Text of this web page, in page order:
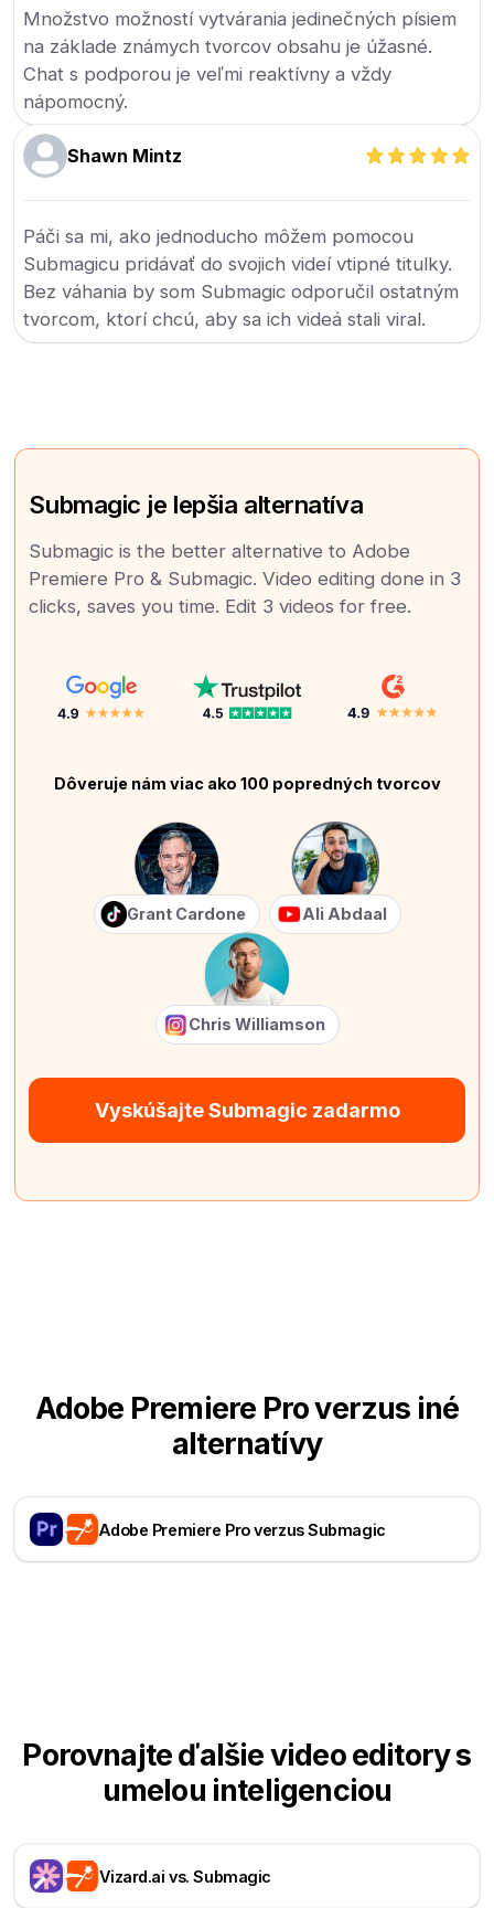
Množstvo možností vytvárania jedinečných písiem
na základe známych tvorcov obsahu je úžasné.
Chat s podporou je veľmi reaktívny a vždy
nápomocný.
Shawn Mintz
Páči sa mi, ako jednoducho môžem pomocou
Submagicu pridávať do svojich videí vtipné titulky.
Bez váhania by som Submagic odporučil ostatným
tvorcom, ktorí chcú, aby sa ich videá stali viral.
Submagic je lepšia alternatíva
Submagic is the better alternative to Adobe
Premiere Pro & Submagic. Video editing done in 3
clicks, saves you time. Edit 3 videos for free.
Dôveruje nám viac ako 100 popredných tvorcov
Grant Cardone Ali Abdaal
Chris Williamson
Vyskúšajte Submagic zadarmo
Adobe Premiere Pro verzus iné
alternatívy
Adobe Premiere Pro verzus Submagic
Porovnajte ďalšie video editory s
umelou inteligenciou
Vizard.ai vs. Submagic